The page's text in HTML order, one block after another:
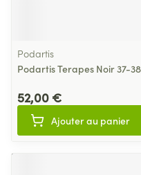
Podartis
Podartis Terapes Noir 37-38
52,00 €
Ajouter au panier